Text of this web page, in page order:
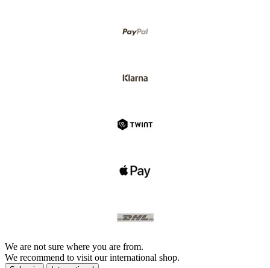
We are not sure where you are from.
We recommend to visit our international shop.